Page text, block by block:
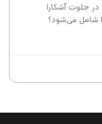
جلوت آشکارا
شامل می‌شود؟